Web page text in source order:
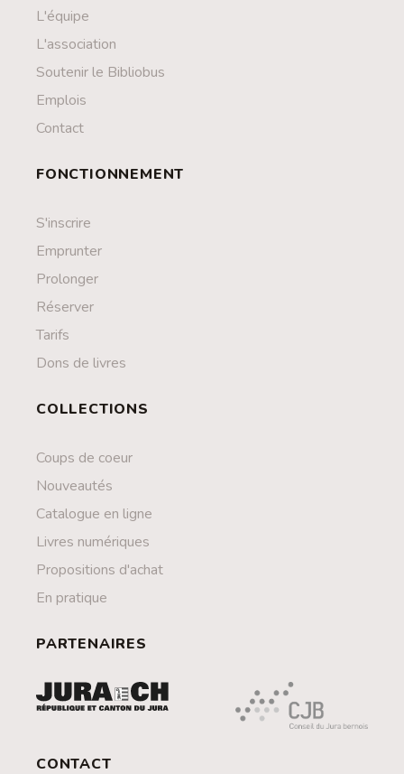
L'équipe
L'association
Soutenir le Bibliobus
Emplois
Contact
FONCTIONNEMENT
S'inscrire
Emprunter
Prolonger
Réserver
Tarifs
Dons de livres
COLLECTIONS
Coups de coeur
Nouveautés
Catalogue en ligne
Livres numériques
Propositions d'achat
En pratique
PARTENAIRES
CONTACT